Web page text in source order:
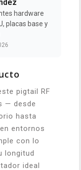
hardware
placas base y
pigtail RF
— desde
hasta
entornos
con lo
longitud
ideal